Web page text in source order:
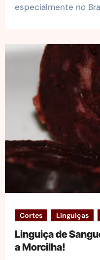
especialmente no
Cortes Linguiças
Linguiça de
a Morcilha!